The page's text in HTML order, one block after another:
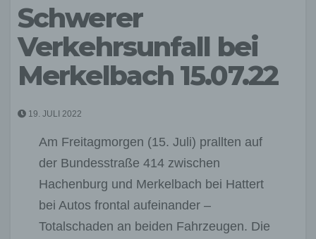
Schwerer
Verkehrsunfall bei
Merkelbach 15.07.22
19. JULI 2022
Am Freitagmorgen (15. Juli) prallten auf
der Bundesstraße 414 zwischen
Hachenburg und Merkelbach bei Hattert
bei Autos frontal aufeinander –
Totalschaden an beiden Fahrzeugen. Die